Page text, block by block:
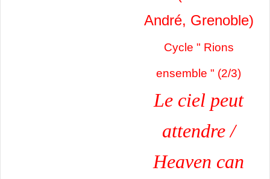
André, Grenoble)
Cycle " Rions
ensemble " (2/3)
Le ciel peut
attendre /
Heaven can